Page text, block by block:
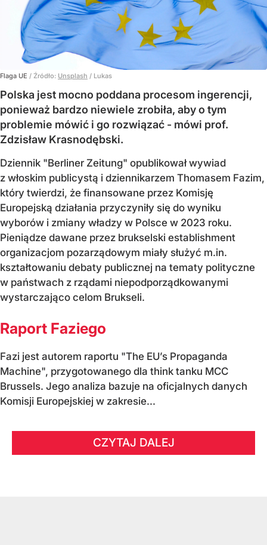
Flaga UE / Źródło: Unsplash / Lukas
Polska jest mocno poddana procesom ingerencji,
ponieważ bardzo niewiele zrobiła, aby o tym
problemie mówić i go rozwiązać - mówi prof.
Zdzisław Krasnodębski.
Dziennik "Berliner Zeitung" opublikował wywiad
z włoskim publicystą i dziennikarzem Thomasem Fazim,
który twierdzi, że finansowane przez Komisję
Europejską działania przyczyniły się do wyniku
wyborów i zmiany władzy w Polsce w 2023 roku.
Pieniądze dawane przez brukselski establishment
organizacjom pozarządowym miały służyć m.in.
kształtowaniu debaty publicznej na tematy polityczne
w państwach z rządami niepodporządkowanymi
wystarczająco celom Brukseli.
Raport Faziego
Fazi jest autorem raportu "The EU’s Propaganda
Machine", przygotowanego dla think tanku MCC
Brussels. Jego analiza bazuje na oficjalnych danych
Komisji Europejskiej w zakresie...
CZYTAJ DALEJ